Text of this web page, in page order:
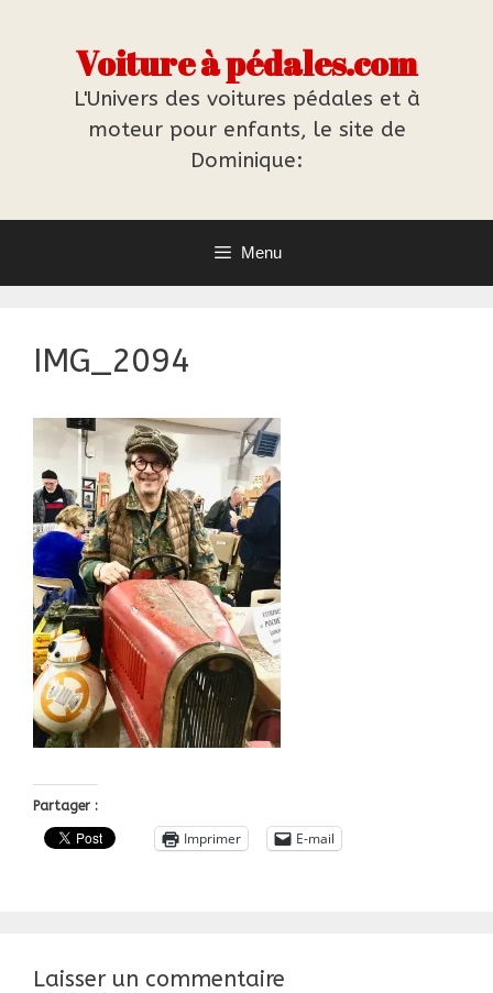
Voiture à pédales.com
L'Univers des voitures pédales et à
moteur pour enfants, le site de
Dominique:
Menu
IMG_2094
Partager :
Imprimer E-mail
Laisser un commentaire